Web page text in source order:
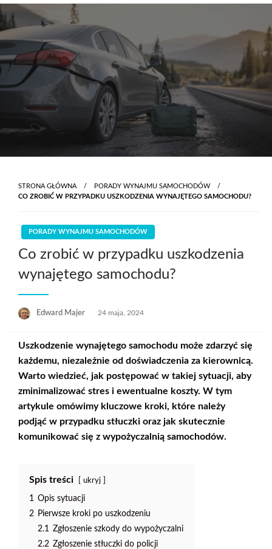
Skip
to
STRONA GŁÓWNA
PORADY WYNAJMU SAMOCHODÓW
CO ZROBIĆ W PRZYPADKU USZKODZENIA WYNAJĘTEGO SAMOCHODU?
PORADY WYNAJMU SAMOCHODÓW
Co zrobić w przypadku uszkodzenia
wynajętego samochodu?
Edward Majer
Opublikowane
24 maja, 2024
Uszkodzenie wynajętego samochodu może zdarzyć się
każdemu, niezależnie od doświadczenia za kierownicą.
Warto wiedzieć, jak postępować w takiej sytuacji, aby
zminimalizować stres i ewentualne koszty. W tym
artykule omówimy kluczowe kroki, które należy
podjąć w przypadku stłuczki oraz jak skutecznie
komunikować się z wypożyczalnią samochodów.
Spis treści ukryj
1
Opis sytuacji
2 Pierwsze kroki po uszkodzeniu
2.1
Zgłoszenie szkody do wypożyczalni
2.2 Zgłoszenie stłuczki do policji